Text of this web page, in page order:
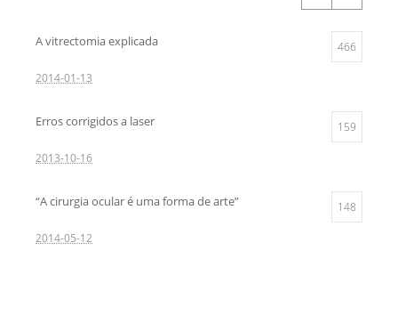
A vitrectomia explicada 466
2014-01-13
Erros corrigidos a laser 159
2013-10-16
“A cirurgia ocular é uma forma de arte” 148
2014-05-12